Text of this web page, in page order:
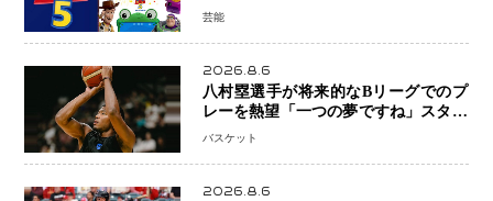
日本歴代シリーズ最高更新も目前
芸能
2026.8.6
八村塁選手が将来的なBリーグでのプ
レーを熱望「一つの夢ですね」スター
帰還がリーグ価値を押し上げる可能性
バスケット
2026.8.6